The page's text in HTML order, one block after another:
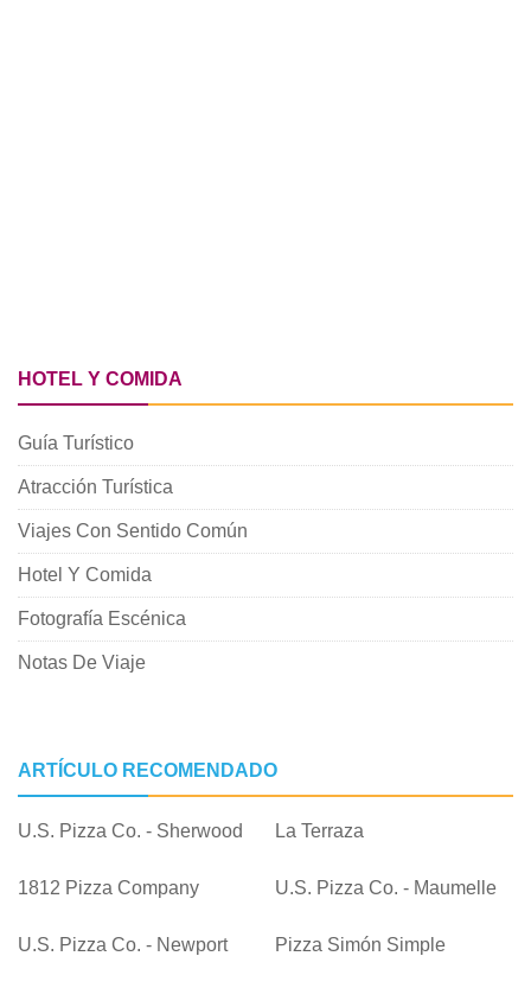
HOTEL Y COMIDA
Guía Turístico
Atracción Turística
Viajes Con Sentido Común
Hotel Y Comida
Fotografía Escénica
Notas De Viaje
ARTÍCULO RECOMENDADO
U.S. Pizza Co. - Sherwood La Terraza
1812 Pizza Company U.S. Pizza Co. - Maumelle
U.S. Pizza Co. - Newport Pizza Simón Simple